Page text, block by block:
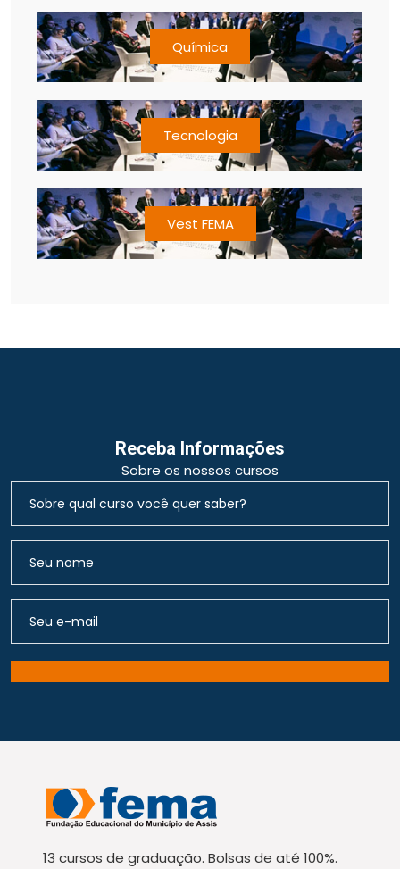
Química
Tecnologia
Vest FEMA
Receba Informações
Sobre os nossos cursos
13 cursos de graduação. Bolsas de até 100%.